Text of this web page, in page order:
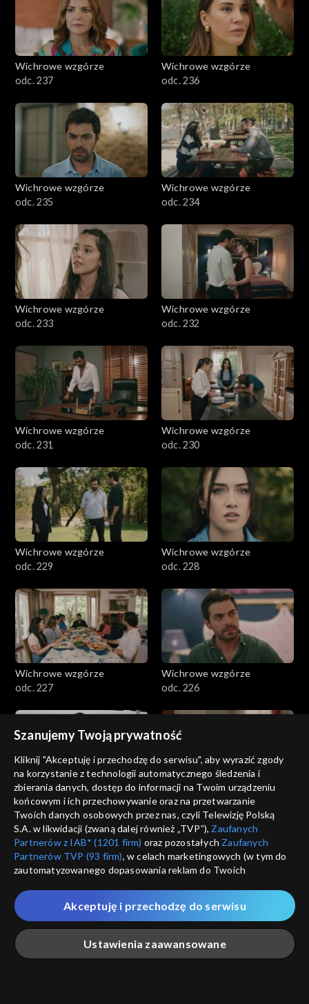
Wichrowe wzgórze
odc. 237
Wichrowe wzgórze
odc. 236
Wichrowe wzgórze
odc. 235
Wichrowe wzgórze
odc. 234
Wichrowe wzgórze
odc. 233
Wichrowe wzgórze
odc. 232
Wichrowe wzgórze
odc. 231
Wichrowe wzgórze
odc. 230
Wichrowe wzgórze
odc. 229
Wichrowe wzgórze
odc. 228
Wichrowe wzgórze
odc. 227
Wichrowe wzgórze
odc. 226
Wichrowe wzgórze
odc. 225
Wichrowe wzgórze
odc. 224
Wichrowe wzgórze
odc. 223
Wichrowe wzgórze
odc. 222
Szanujemy Twoją prywatność
Kliknij "Akceptuję i przechodzę do serwisu", aby wyrazić zgody
na korzystanie z technologii automatycznego śledzenia i
zbierania danych, dostęp do informacji na Twoim urządzeniu
końcowym i ich przechowywanie oraz na przetwarzanie
Twoich danych osobowych przez nas, czyli Telewizję Polską
S.A. w likwidacji (zwaną dalej również „TVP”), Zaufanych
Partnerów z IAB* (1201 firm) oraz pozostałych Zaufanych
Partnerów TVP (93 firm), w celach marketingowych (w tym do
zautomatyzowanego dopasowania reklam do Twoich
które wskazujemy poniżej, a także zgody na udostępnianie
przez nas identyfikatora PPID do Google.
Twoje dane osobowe zbierane podczas odwiedzania przez
Ciebie naszych
poszczególnych serwisówzwanych dalej
„Portalem”, w tym informacje zapisywane za pomocą
Ustawienia zaawansowane
Akceptuję i przechodzę do serwisu